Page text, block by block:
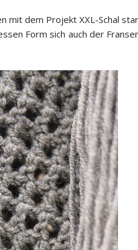
mit dem Projekt XXL-Schal
Form sich auch der